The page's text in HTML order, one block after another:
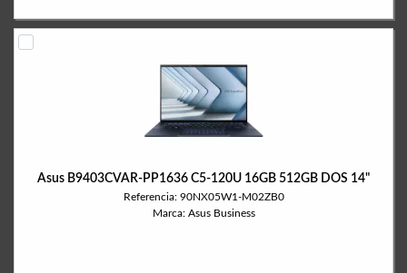
Asus B9403CVAR-PP1636 C5-120U 16GB 512GB DOS 14"
Referencia: 90NX05W1-M02ZB0
Marca: Asus Business